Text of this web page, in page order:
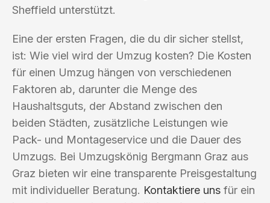
Sheffield unterstützt.
Eine der ersten Fragen, die du dir sicher stellst,
ist: Wie viel wird der Umzug kosten? Die Kosten
für einen Umzug hängen von verschiedenen
Faktoren ab, darunter die Menge des
Haushaltsguts, der Abstand zwischen den
beiden Städten, zusätzliche Leistungen wie
Pack- und Montageservice und die Dauer des
Umzugs. Bei Umzugskönig Bergmann Graz aus
Graz bieten wir eine transparente Preisgestaltung
mit individueller Beratung. Kontaktiere uns für ein